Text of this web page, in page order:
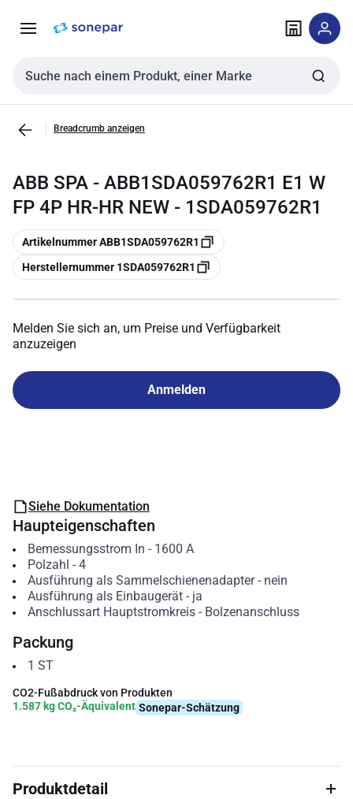
NavigationInhalt
Sucheingabe
Breadcrumb anzeigen
ABB SPA - ABB1SDA059762R1 E1 W
FP 4P HR-HR NEW - 1SDA059762R1
Kopieren
Artikelnummer ABB1SDA059762R1
Kopieren
Herstellernummer 1SDA059762R1
Melden Sie sich an, um Preise und Verfügbarkeit
anzuzeigen
Anmelden
Siehe Dokumentation
Haupteigenschaften
Bemessungsstrom In - 1600 A
Polzahl - 4
Ausführung als Sammelschienenadapter- nein
Ausführung als Einbaugerät- ja
Anschlussart Hauptstromkreis- Bolzenanschluss
Packung
1 ST
CO2-Fußabdruck von Produkten
1.587 kg CO₂-Äquivalent Sonepar-Schätzung
Produktdetail